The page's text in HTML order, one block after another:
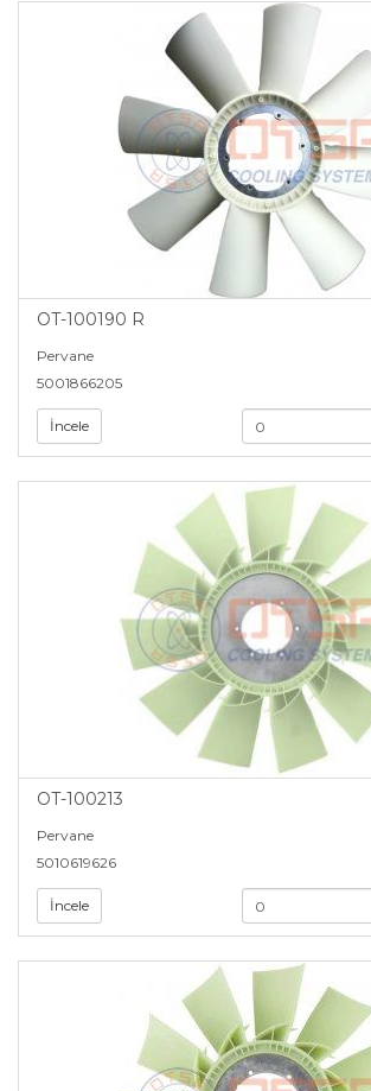
OT-100190 R
Pervane
5001866205
İncele
OT-100213
Pervane
5010619626
İncele